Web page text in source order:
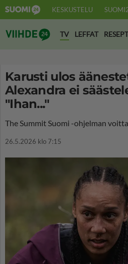
KESKUSTELU
Suomi24 Viihde
TV LEFFAT
Karusti ulos
Alexandra ei
"Ihan..."
The Summit Suomi -ohjelman
26.5.2026 klo 7:15